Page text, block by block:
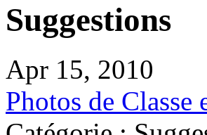
Suggestions
Apr 15, 2010
Photos de Classe